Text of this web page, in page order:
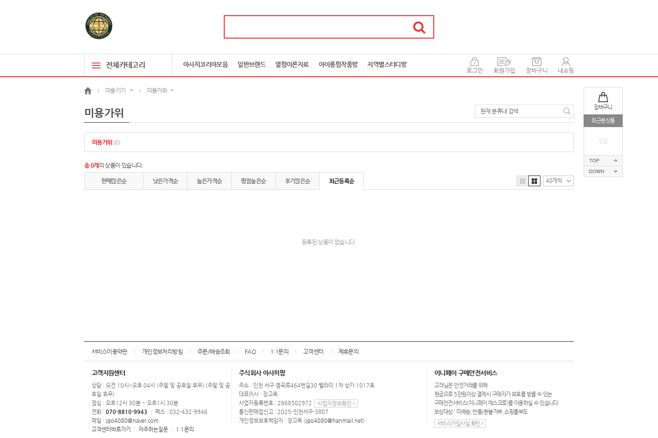
전체카테고리 아사히코리아모음 일반브랜드 열펌이론자료 아이롱펌작품방 지역별스터디방
장바구니
최근본상품
없음
미용기기 미용가위
미용가위 현재 분류내 검색
미용가위 (0)
총 0개의 상품이 있습니다.
판매많은순 낮은가격순 높은가격순 평점높은순 후기많은순 최근등록순 40개씩
등록된 상품이 없습니다.
서비스이용약관 개인정보처리방침 주문/배송조회 FAQ 1:1문의 고객센터 제휴문의
고객지원센터
상담 : 오전 10시~오후 04시 (주말 및 공휴일 휴무) (주말 및 공
휴일 휴무)
점심 : 오후12시 30분 ~ 오후1시 30분
전화 : 070-8810-9943
팩스 : 032-432-9946
메일 : jgo4080@naver.com
고객센터바로가기
자주하는질문 1:1문의
주식회사 아사히팜
주소 : 인천 서구 염곡로464번길30 벨라미 1차 상가 1017호
대표이사 : 장고옥
사업자등록번호 : 2868502972
사업자정보확인
통신판매업신고 : 2025-인천서구-3807
개인정보보호책임자 : 장고옥 (jgo4080@hanmail.net)
이니페이 구매안전서비스
고객님은 안전거래를 위해
현금으로 5만원이상 결제시 구매자가 보호를 받을 수 있는
구매안전서비스(이니페이 에스크로)를 이용하실 수 있습니다.
보상대상 : 미배송, 반품/환불거부, 쇼핑몰부도
서비스가입사실 확인